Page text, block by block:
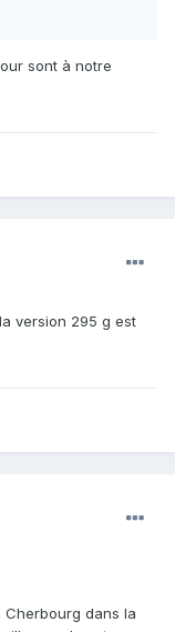
sont à notre
version 295 g est
dans la